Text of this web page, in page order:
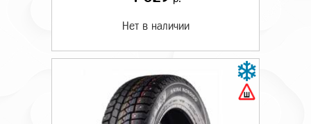
Нет в наличии